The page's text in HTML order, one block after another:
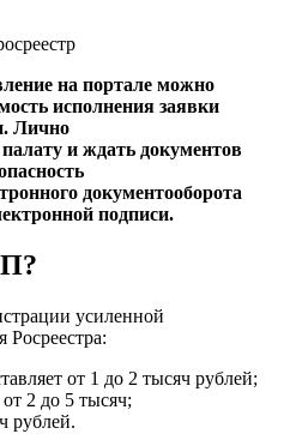
на портале можно
исполнения заявки
Лично
и ждать документов
документооборота
подписи.
усиленной
от 1 до 2 тысяч рублей;
2 до 5 тысяч;
рублей.